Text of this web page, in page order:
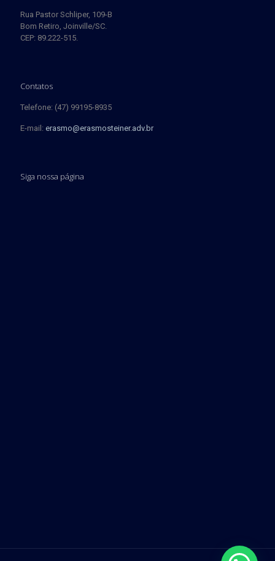
Rua Pastor Schliper, 109-B
Bom Retiro, Joinville/SC.
CEP: 89.222-515.
Contatos
Telefone: (47) 99195-8935
E-mail: erasmo@erasmosteiner.adv.br
Siga nossa página